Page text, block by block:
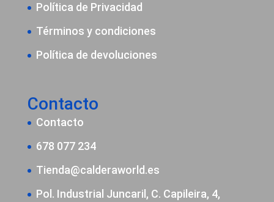
Política de Privacidad
Términos y condiciones
Política de devoluciones
Contacto
Contacto
678 077 234
Tienda@calderaworld.es
Pol. Industrial Juncaril, C. Capileira, 4,